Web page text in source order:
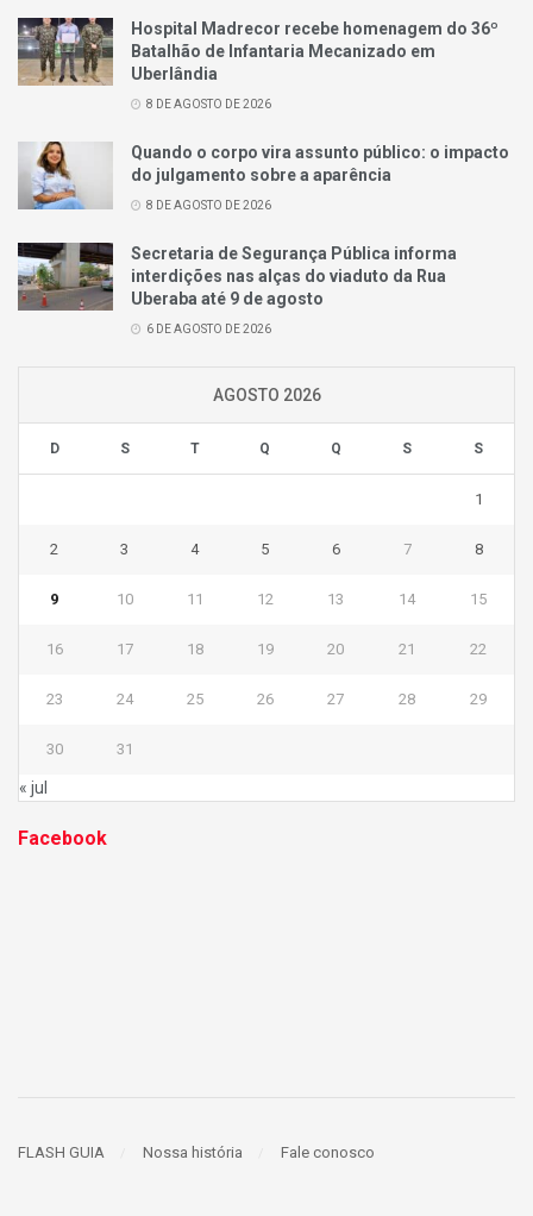
Hospital Madrecor recebe homenagem do 36º
Batalhão de Infantaria Mecanizado em
Uberlândia
8 DE AGOSTO DE 2026
Quando o corpo vira assunto público: o impacto
do julgamento sobre a aparência
8 DE AGOSTO DE 2026
Secretaria de Segurança Pública informa
interdições nas alças do viaduto da Rua
Uberaba até 9 de agosto
6 DE AGOSTO DE 2026
AGOSTO 2026
D S T Q Q S S
1
2 3 4 5 6 7 8
9 10 11 12 13 14 15
16 17 18 19 20 21 22
23 24 25 26 27 28 29
30 31
« jul
Facebook
FLASH GUIA Nossa história Fale conosco